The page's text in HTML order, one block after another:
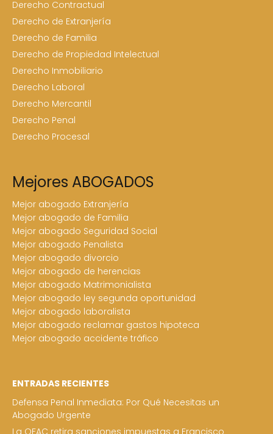
Derecho Contractual
Derecho de Extranjería
Derecho de Familia
Derecho de Propiedad Intelectual
Derecho Inmobiliario
Derecho Laboral
Derecho Mercantil
Derecho Penal
Derecho Procesal
Mejores ABOGADOS
Mejor abogado Extranjería
Mejor abogado de Familia
Mejor abogado Seguridad Social
Mejor abogado Penalista
Mejor abogado divorcio
Mejor abogado de herencias
Mejor abogado Matrimonialista
Mejor abogado ley segunda oportunidad
Mejor abogado laboralista
Mejor abogado reclamar gastos hipoteca
Mejor abogado accidente tráfico
ENTRADAS RECIENTES
Defensa Penal Inmediata: Por Qué Necesitas un
Abogado Urgente
La OFAC retira sanciones impuestas a Francisco